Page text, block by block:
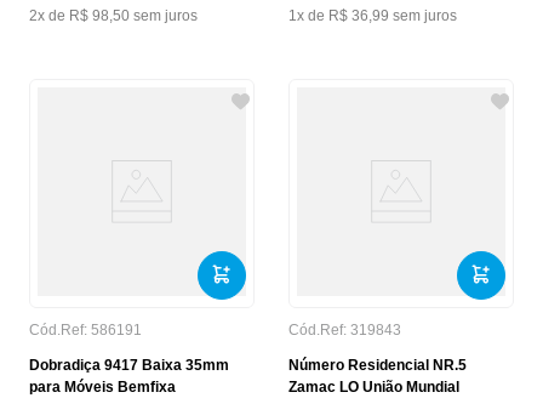
2x de R$ 98,50 sem juros 1x de R$ 36,99 sem juros
Cód.Ref: 586191
Dobradiça 9417 Baixa 35mm
para Móveis Bemfixa
Cód.Ref: 319843
Número Residencial NR.5
Zamac LO União Mundial